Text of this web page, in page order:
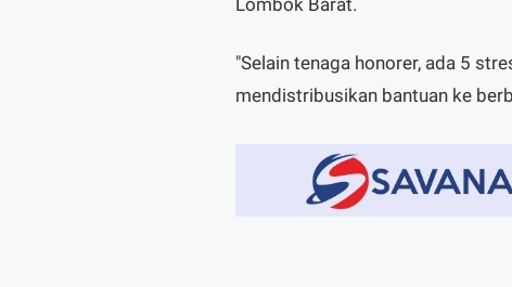
"Selain tenaga honorer, ada 5
mendistribusikan bantuan ke